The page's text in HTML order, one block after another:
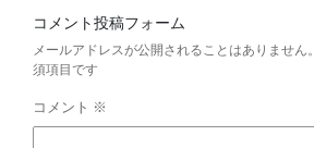
コメント投稿フォーム
メールアドレスが公開されることはありません。
須項目です
コメント ※